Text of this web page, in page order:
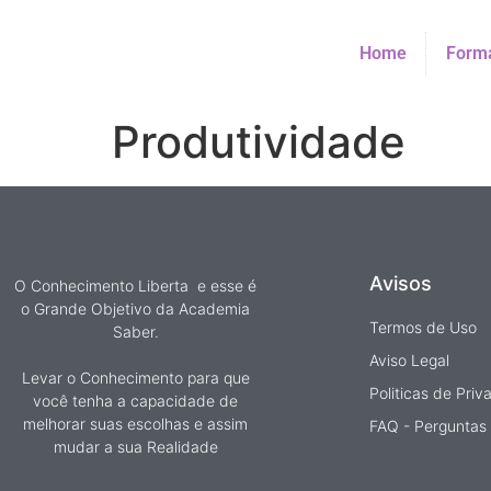
Home
Produtividade
O Conhecimento Liberta e esse é
o Grande Objetivo da Academia
Saber.
Levar o Conhecimento para que
você tenha a capacidade de
melhorar suas escolhas e assim
mudar a sua Realidade
Avisos
Termos de Uso
Aviso Legal
Politicas de
FAQ -